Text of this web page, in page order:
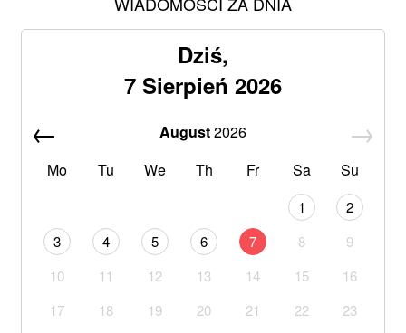
Dziś,
7 Sierpień 2026
August2026
Mo
Tu We Th Fr Sa Su
1
2
3
4 5 6 7 8
9
10
11 12 13 14 15
16
17
18 19 20 21 22
23